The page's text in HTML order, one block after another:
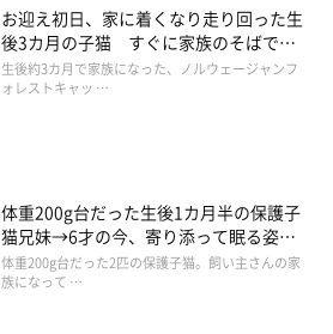
お迎え初日、家に着くなり走り回った生
後3カ月の子猫 すぐに家族のそばで落
ち着く姿に「迎えてよかった」
生後約3カ月で家族になった、ノルウェージャンフ
ォレストキャッ …
体重200g台だった生後1カ月半の保護子
猫兄妹→6才の今、寄り添って眠る姿に
ほっこり！
体重200g台だった2匹の保護子猫。飼い主さんの家
族になって …